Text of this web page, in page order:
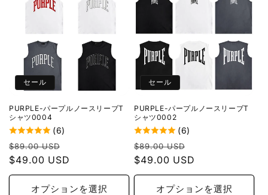
セール
PURPLE-パープルノースリーブT
シャツ0004
(6)
通
常
価
$89.00 USD
ー
ル
価
$49.00 USD
オプションを選択
セール
PURPLE-パープルノースリーブT
シャツ0002
(6)
通
常
価
$89.00 USD
ー
ル
価
$49.00 USD
オプションを選択